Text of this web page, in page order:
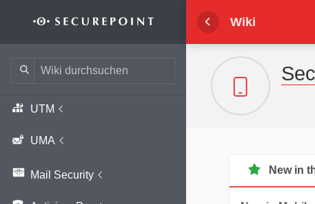
Wiki
UTM
UMA
Mail Security New in